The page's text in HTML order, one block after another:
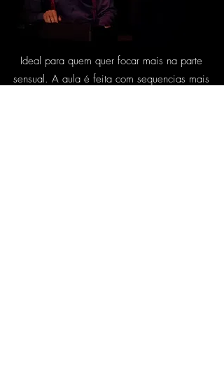
Ideal para quem quer focar mais na parte
sensual. A aula é feita com sequencias mais